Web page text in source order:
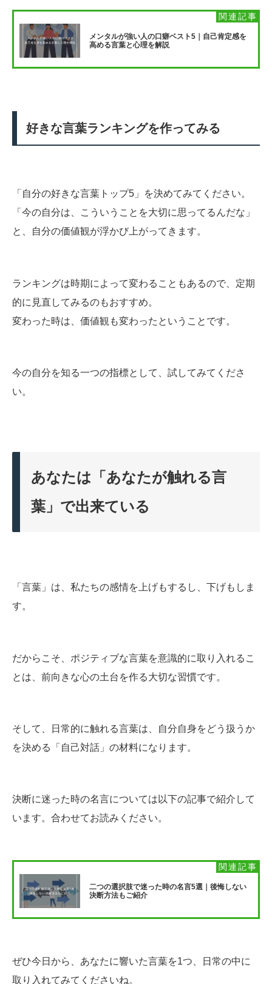
メンタルが強い人の口癖ベスト5｜自己肯定感を
高める言葉と心理を解説
好きな言葉ランキングを作ってみる
「自分の好きな言葉トップ5」を決めてみてください。
「今の自分は、こういうことを大切に思ってるんだな」
と、自分の価値観が浮かび上がってきます。
ランキングは時期によって変わることもあるので、定期
的に見直してみるのもおすすめ。
変わった時は、価値観も変わったということです。
今の自分を知る一つの指標として、試してみてくださ
い。
あなたは「あなたが触れる言
葉」で出来ている
「言葉」は、私たちの感情を上げもするし、下げもしま
す。
だからこそ、ポジティブな言葉を意識的に取り入れるこ
とは、前向きな心の土台を作る大切な習慣です。
そして、日常的に触れる言葉は、自分自身をどう扱うか
を決める「自己対話」の材料になります。
決断に迷った時の名言については以下の記事で紹介して
います。合わせてお読みください。
二つの選択肢で迷った時の名言5選｜後悔しない
決断方法もご紹介
ぜひ今日から、あなたに響いた言葉を1つ、日常の中に
取り入れてみてくださいね。